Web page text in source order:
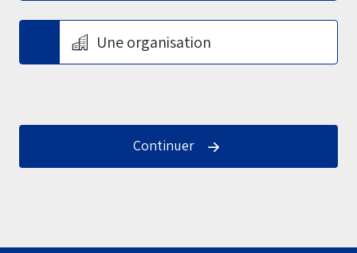
Une organisation
Continuer